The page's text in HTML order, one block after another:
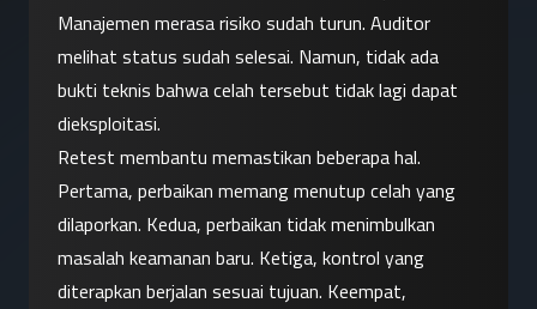
Manajemen merasa risiko sudah turun. Auditor
melihat status sudah selesai. Namun, tidak ada
bukti teknis bahwa celah tersebut tidak lagi dapat
dieksploitasi.
Retest membantu memastikan beberapa hal.
Pertama, perbaikan memang menutup celah yang
dilaporkan. Kedua, perbaikan tidak menimbulkan
masalah keamanan baru. Ketiga, kontrol yang
diterapkan berjalan sesuai tujuan. Keempat,